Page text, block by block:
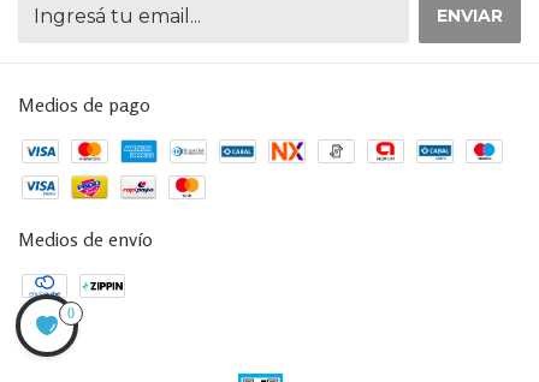
Medios de pago
Medios de envío
0